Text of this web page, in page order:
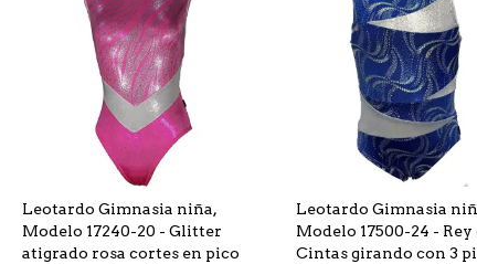
Leotardo Gimnasia niña,
Modelo 17240-20 - Glitter
atigrado rosa cortes en pico
Leotardo Gimnasia
Modelo 17500-24 - Rey
Cintas girando con 3